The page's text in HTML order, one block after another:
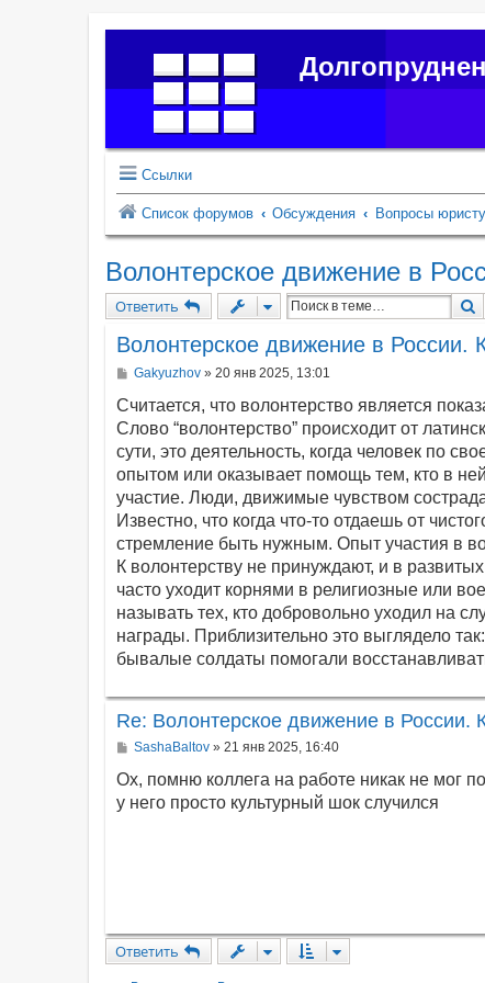
Ссылки
Список форумов Обсуждения Вопросы юристу
Волонтерское движение в
Ответить
Волонтерское движение в России.
С
о
щ
е
н
и
е
Gakyuzhov» 20 янв 2025, 13:01
Считается, что волонтерство является
Слово “волонтерство” происходит от
сути, это деятельность, когда человек по
опытом или оказывает помощь тем, кто в
участие. Люди, движимые чувством
Известно, что когда что-то отдаешь от
стремление быть нужным. Опыт участия в
К волонтерству не принуждают, и в
часто уходит корнями в религиозные или
называть тех, кто добровольно уходил на
награды. Приблизительно это выглядело
бывалые солдаты помогали
Re: Волонтерское движение в России.
С
о
щ
SashaBaltov» 21 янв 2025, 16:40
Ох, помню коллега на работе никак не мог
у него просто культурный шок случился
Ответить